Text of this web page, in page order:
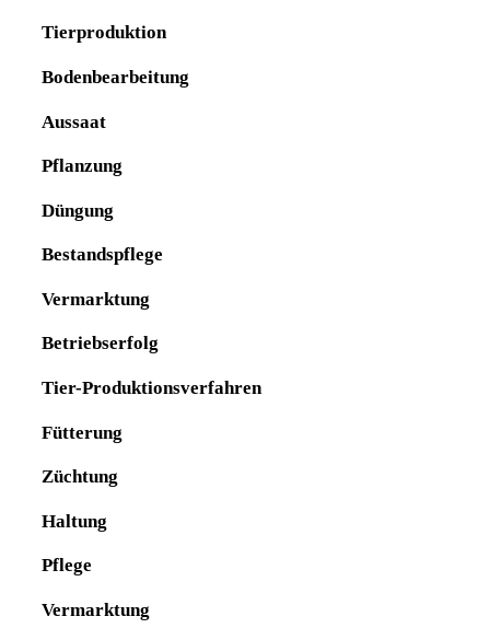
Tierproduktion
Bodenbearbeitung
Aussaat
Pflanzung
Düngung
Bestandspflege
Vermarktung
Betriebserfolg
Tier-Produktionsverfahren
Fütterung
Züchtung
Haltung
Pflege
Vermarktung